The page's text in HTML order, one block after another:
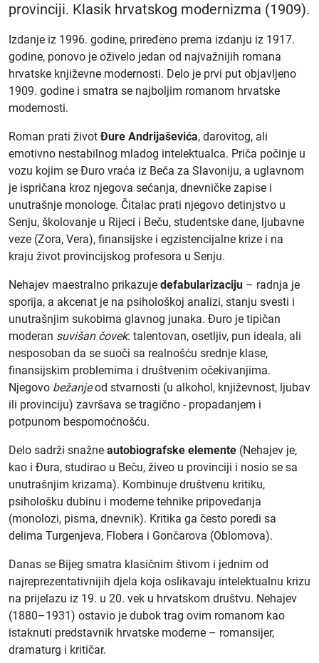
provinciji. Klasik hrvatskog modernizma (1909).
Izdanje iz 1996. godine, priređeno prema izdanju iz 1917.
godine, ponovo je oživelo jedan od najvažnijih romana
hrvatske književne modernosti. Delo je prvi put objavljeno
1909. godine i smatra se najboljim romanom hrvatske
modernosti.
Roman prati životĐure Andrijaševića, darovitog, ali
emotivno nestabilnog mladog intelektualca. Priča počinje u
vozu kojim se Đuro vraća iz Beča za Slavoniju, a uglavnom
je ispričana kroz njegova sećanja, dnevničke zapise i
unutrašnje monologe. Čitalac prati njegovo detinjstvo u
Senju, školovanje u Rijeci i Beču, studentske dane, ljubavne
veze (Zora, Vera), finansijske i egzistencijalne krize i na
kraju život provincijskog profesora u Senju.
Nehajev maestralno prikazuje defabularizaciju – radnja je
sporija, a akcenat je na psihološkoj analizi, stanju svesti i
unutrašnjim sukobima glavnog junaka. Đuro je tipičan
moderan suvišan čovek: talentovan, osetljiv, pun ideala, ali
nesposoban da se suoči sa realnošću srednje klase,
finansijskim problemima i društvenim očekivanjima.
Njegovo bežanjeod stvarnosti (u alkohol, književnost, ljubav
ili provinciju) završava se tragično - propadanjem i
potpunom bespomoćnošću.
Delo sadrži snažne autobiografske elemente (Nehajev je,
kao i Đura, studirao u Beču, živeo u provinciji i nosio se sa
unutrašnjim krizama). Kombinuje društvenu kritiku,
psihološku dubinu i moderne tehnike pripovedanja
(monolozi, pisma, dnevnik). Kritika ga često poredi sa
delima Turgenjeva, Flobera i Gončarova (Oblomova).
Danas se Bijeg smatra klasičnim štivom i jednim od
najreprezentativnijih djela koja oslikavaju intelektualnu krizu
na prijelazu iz 19. u 20. vek u hrvatskom društvu. Nehajev
(1880–1931) ostavio je dubok trag ovim romanom kao
istaknuti predstavnik hrvatske moderne – romansijer,
dramaturg i kritičar.